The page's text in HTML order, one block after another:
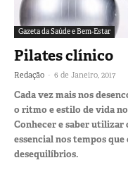
Gazeta da Saúde e Bem-Estar
Pilates clínico
Redação - 6 de Janeiro, 2017
Cada vez mais nos
o ritmo e estilo de vida
Conhecer e saber utilizar
essencial nos tempos
desequilíbrios.